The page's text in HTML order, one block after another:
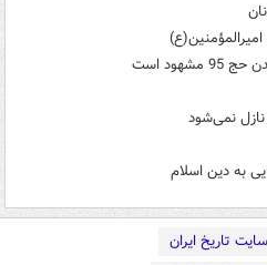
است
نمی‌شود
به دین اسلام
سایت تاریخ ایران